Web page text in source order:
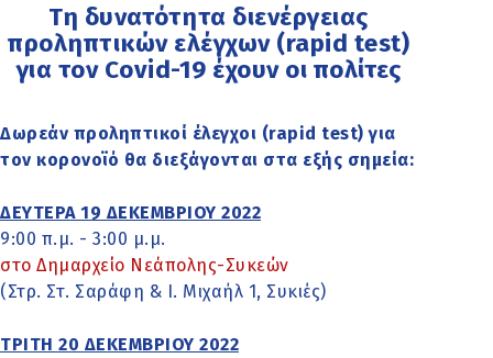
Τη δυνατότητα διενέργειας
προληπτικών ελέγχων (rapid test)
για τον Covid-19 έχουν οι πολίτες
Δωρεάν προληπτικοί έλεγχοι (rapid test) για
τον κορονοϊό θα διεξάγονται στα εξής σημεία:
ΔΕΥΤΕΡΑ 19 ΔΕΚΕΜΒΡΙΟΥ 2022
9:00 π.μ. - 3:00 μ.μ.
στο Δημαρχείο Νεάπολης-Συκεών
(Στρ. Στ. Σαράφη & Ι. Μιχαήλ 1, Συκιές)
ΤΡΙΤΗ 20 ΔΕΚΕΜΒΡΙΟΥ 2022